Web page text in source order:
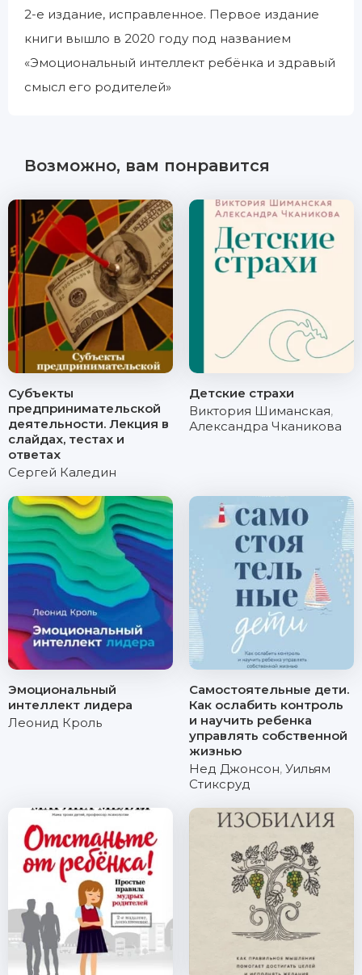
2-е издание, исправленное. Первое издание
книги вышло в 2020 году под названием
«Эмоциональный интеллект ребёнка и здравый
смысл его родителей»
Возможно, вам понравится
Субъекты
предпринимательской
деятельности. Лекция в
слайдах, тестах и
ответах
Сергей Каледин
Детские страхи
Виктория Шиманская,
Александра Чканикова
Эмоциональный
интеллект лидера
Леонид Кроль
Самостоятельные дети.
Как ослабить контроль
и научить ребенка
управлять собственной
жизнью
Нед Джонсон, Уильям
Стиксруд